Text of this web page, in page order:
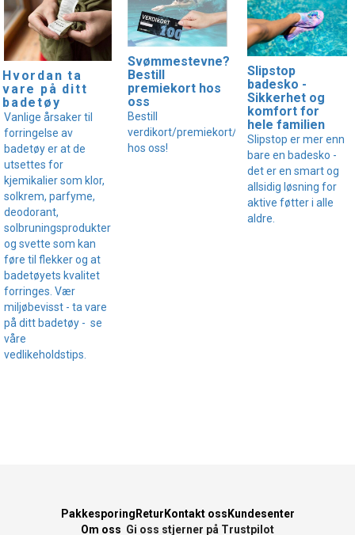
Hvordan ta
vare på ditt
badetøy
Vanlige årsaker til
forringelse av
badetøy er at de
utsettes for
kjemikalier som klor,
solkrem, parfyme,
deodorant,
solbruningsprodukter
og svette som kan
føre til flekker og at
badetøyets kvalitet
forringes. Vær
miljøbevisst - ta vare
på ditt badetøy - se
våre
vedlikeholdstips.
Svømmestevne?
Bestill
premiekort hos
oss
Bestill
verdikort/premiekort/gavekort
hos oss!
Slipstop
badesko -
Sikkerhet og
komfort for
hele familien
Slipstop er mer enn
bare en badesko -
det er en smart og
allsidig løsning for
aktive føtter i alle
aldre.
Pakkesporing Retur Kontakt oss Kundesenter
Om oss Gi oss stjerner på Trustpilot